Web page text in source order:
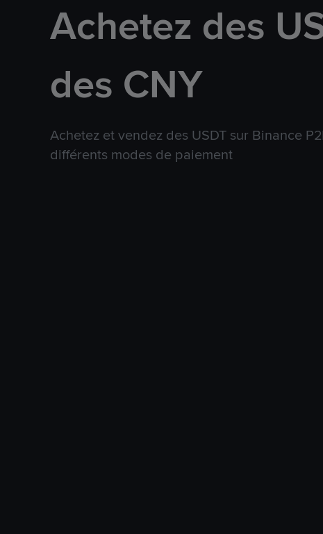
Achetez des
des CNY
Achetez et vendez des USDT sur Binance
différents modes de paiement